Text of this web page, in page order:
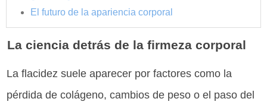
El futuro de la apariencia corporal
La ciencia detrás de la firmeza corporal
La flacidez suele aparecer por factores como la
pérdida de colágeno, cambios de peso o el paso del